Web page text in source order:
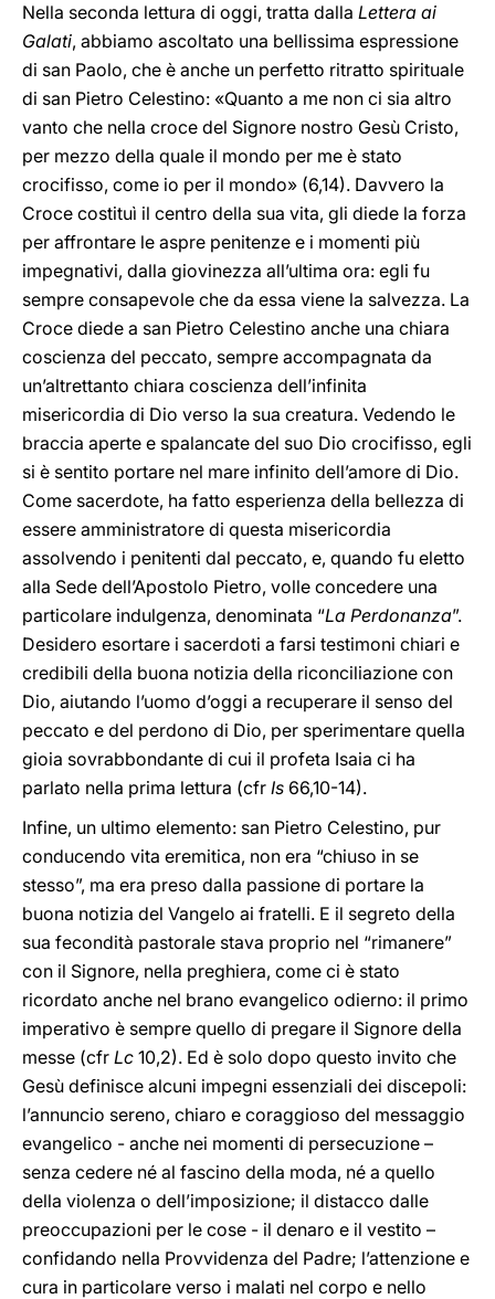
Nella seconda lettura di oggi, tratta dalla Lettera ai
Galati, abbiamo ascoltato una bellissima espressione
di san Paolo, che è anche un perfetto ritratto spirituale
di san Pietro Celestino: «Quanto a me non ci sia altro
vanto che nella croce del Signore nostro Gesù Cristo,
per mezzo della quale il mondo per me è stato
crocifisso, come io per il mondo» (6,14). Davvero la
Croce costituì il centro della sua vita, gli diede la forza
per affrontare le aspre penitenze e i momenti più
impegnativi, dalla giovinezza all’ultima ora: egli fu
sempre consapevole che da essa viene la salvezza. La
Croce diede a san Pietro Celestino anche una chiara
coscienza del peccato, sempre accompagnata da
un’altrettanto chiara coscienza dell’infinita
misericordia di Dio verso la sua creatura. Vedendo le
braccia aperte e spalancate del suo Dio crocifisso, egli
si è sentito portare nel mare infinito dell’amore di Dio.
Come sacerdote, ha fatto esperienza della bellezza di
essere amministratore di questa misericordia
assolvendo i penitenti dal peccato, e, quando fu eletto
alla Sede dell’Apostolo Pietro, volle concedere una
particolare indulgenza, denominata “La Perdonanza”.
Desidero esortare i sacerdoti a farsi testimoni chiari e
credibili della buona notizia della riconciliazione con
Dio, aiutando l’uomo d’oggi a recuperare il senso del
peccato e del perdono di Dio, per sperimentare quella
gioia sovrabbondante di cui il profeta Isaia ci ha
parlato nella prima lettura (cfr Is 66,10-14).
Infine, un ultimo elemento: san Pietro Celestino, pur
conducendo vita eremitica, non era “chiuso in se
stesso”, ma era preso dalla passione di portare la
buona notizia del Vangelo ai fratelli. E il segreto della
sua fecondità pastorale stava proprio nel “rimanere”
con il Signore, nella preghiera, come ci è stato
ricordato anche nel brano evangelico odierno: il primo
imperativo è sempre quello di pregare il Signore della
messe (cfr Lc 10,2). Ed è solo dopo questo invito che
Gesù definisce alcuni impegni essenziali dei discepoli:
l’annuncio sereno, chiaro e coraggioso del messaggio
evangelico - anche nei momenti di persecuzione –
senza cedere né al fascino della moda, né a quello
della violenza o dell’imposizione; il distacco dalle
preoccupazioni per le cose - il denaro e il vestito –
confidando nella Provvidenza del Padre; l’attenzione e
cura in particolare verso i malati nel corpo e nello